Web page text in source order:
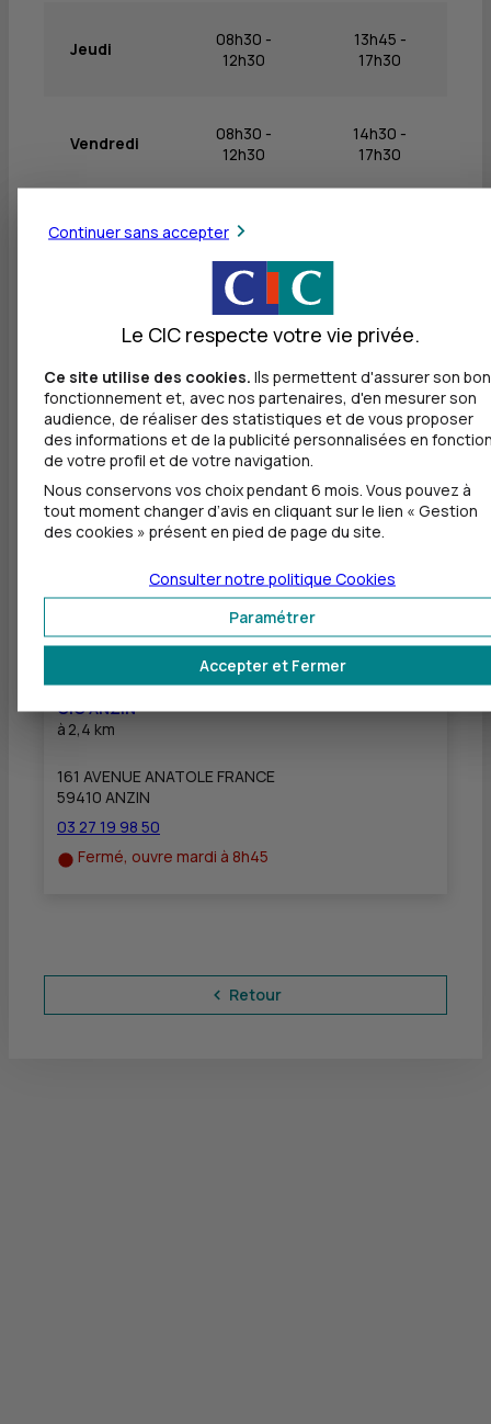
Jeudi
08h30 -
12h30
13h45 -
17h30
Vendredi
08h30 -
12h30
14h30 -
17h30
Samedi Fermé
Fermé
Autres agences les plus proches
à524 m
6 PLACE D ARMES
03 27 28 01 12
Fermé, ouvre mardi à 8h45
CIC ANZIN
à 2,4 km
161 AVENUE ANATOLE FRANCE
59410 ANZIN
03 27 19 98 50
Fermé, ouvre mardi à 8h45
Retour
Continuer sans accepter
Le CIC respecte votre vie privée.
Ce site utilise des cookies. Ils permettent d'assurer son bon
fonctionnement et, avec nos partenaires, d'en mesurer son
audience, de réaliser des statistiques et de vous proposer
des informations et de la publicité personnalisées en
de votre profil et de votre navigation.
Nous conservons vos choix pendant 6 mois. Vous pouvez à
tout moment changer d’avis en cliquant sur le lien « Gestion
des cookies » présent en pied de page du site.
Accepter et Fermer
Paramétrer
Consulter notre politique Cookies